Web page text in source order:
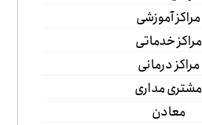
مراکز آموزشی
مراکز خدماتی
مراکز درمانی
مشتری مداری
معادن